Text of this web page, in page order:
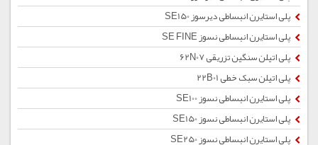
پلی استایرن انبساطی دیرسوز SE150
پلی استایرن انبساطی نسوز SE FINE
پلی اتیلن سنگین تزریقی 62N07
پلی اتیلن سبک خطی 22B01
پلی استایرن انبساطی نسوز SE100
پلی استایرن انبساطی نسوز SE150
پلی استایرن انبساطی نسوز SE250